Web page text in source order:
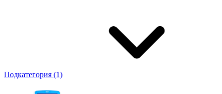
Подкатегория (1)